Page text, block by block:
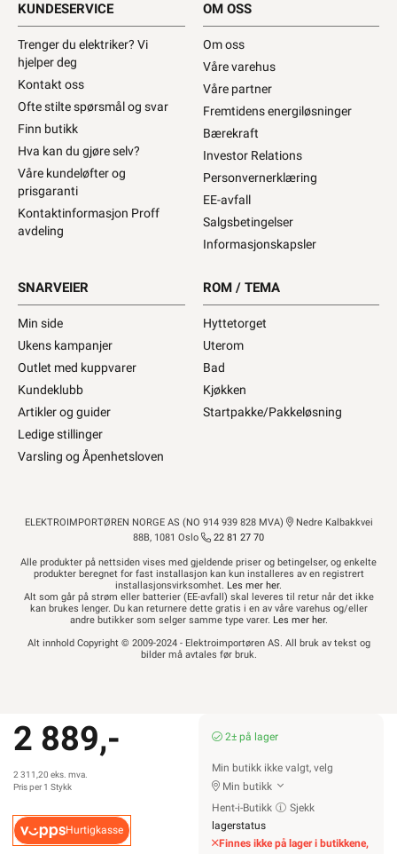
KUNDESERVICE
Trenger du elektriker? Vi
hjelper deg
Kontakt oss
Ofte stilte spørsmål og svar
Finn butikk
Hva kan du gjøre selv?
Våre kundeløfter og
prisgaranti
Kontaktinformasjon Proff
avdeling
OM OSS
Om oss
Våre varehus
Våre partner
Fremtidens energiløsninger
Bærekraft
Investor Relations
Personvernerklæring
EE-avfall
Salgsbetingelser
Informasjonskapsler
SNARVEIER
Min side
Ukens kampanjer
Outlet med kuppvarer
Kundeklubb
Artikler og guider
Ledige stillinger
Varsling og Åpenhetsloven
ROM / TEMA
Hyttetorget
Uterom
Bad
Kjøkken
Startpakke/Pakkeløsning
ELEKTROIMPORTØREN NORGE AS (NO 914 939 828 MVA)
Nedre Kalbakkvei
88B, 1081 Oslo
22 81 27 70
Alle produkter på nettsiden vises med gjeldende priser og betingelser, og enkelte
produkter beregnet for fast installasjon kan kun installeres av en registrert
installasjonsvirksomhet. Les mer her.
Alt som går på strøm eller batterier (EE-avfall) skal leveres til retur når det ikke
kan brukes lenger. Du kan returnere dette gratis i en av våre varehus og/eller
andre butikker som selger samme type varer. Les mer her.
Alt innhold Copyright © 2009-2024 - Elektroimportøren AS. All bruk av tekst og
bilder må avtales før bruk.
2 889,-
2 311,20 eks. mva.
Pris per 1 Stykk
Hurtigkasse
2± på lager
Min butikk ikke valgt, velg
Min butikk
Hent-i-Butikk
Sjekk
lagerstatus
Finnes ikke på lager i butikkene,